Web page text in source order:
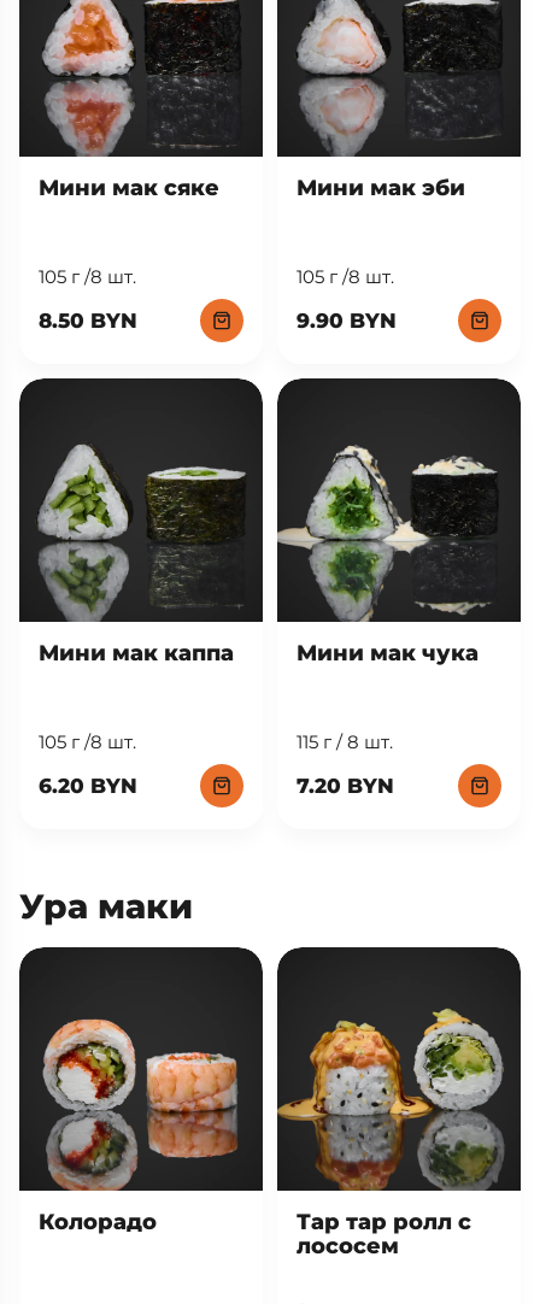
Мини мак сяке
105 г /8 шт.
8.50 BYN
Мини мак эби
105 г /8 шт.
9.90 BYN
Мини мак каппа
105 г /8 шт.
6.20 BYN
Мини мак чука
115 г / 8 шт.
7.20 BYN
Ура маки
Колорадо
Тар тар ролл с
лососем